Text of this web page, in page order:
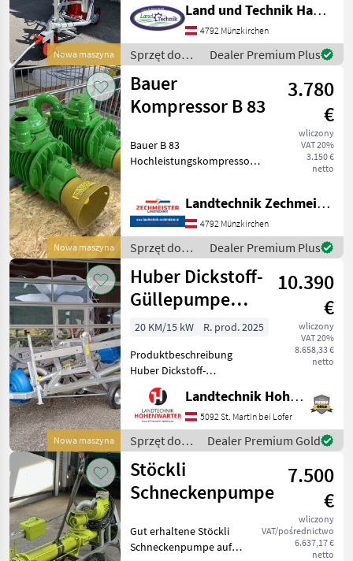
Nowa maszyna
meter • 360 Grad Drehkranz
• Fass füllen und
umpumpen bis 5.100 l/ min
• Flexibler
Land und Technik HandelsgesmbH
4792 Münzkirchen
Sprzęt do
nawożenia i
nawadniania
/ Vakutec
Dealer Premium Plus
Nowa maszyna
Bauer
Kompressor B 83
3.780
€
wliczony
VAT 20%
3.150 €
netto
Bauer B 83
Hochleistungskompressor,
Pompy do gnojowicy
Landtechnik Zechmeister GmbH & Co KG
4792 Münzkirchen
Sprzęt do
nawożenia i
nawadniania
/ Bauer
Dealer Premium Plus
Nowa maszyna
Huber Dickstoff-
Güllepumpe
(21913)
10.390
€
wliczony
VAT 20%
8.658,33 €
netto
20 KM/15 kW
R. prod. 2025
Produktbeschreibung
Huber Dickstoff-
Güllepumpe Ich freue mich,
Ihnen im
Maschinenzentrum St.
Martin die Huber Dickstoff-
Güllepumpe ausführlich
vorzustellen und gege
Landtechnik Hohenwarter GmbH
5092 St. Martin bei Lofer
Sprzęt do
nawożenia i
nawadniania
/ Huber
Dealer Premium Gold
Stöckli
Schneckenpumpe
7.500
€
wliczony
VAT/pośrednictwo
6.637,17 €
netto
Gut erhaltene Stöckli
Schneckenpumpe auf